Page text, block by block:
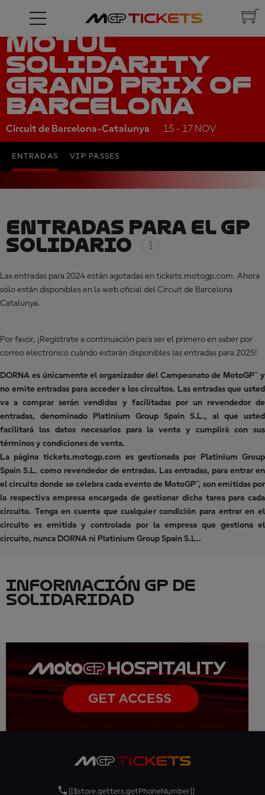
MOTUL
SOLIDARITY
GRAND PRIX OF
BARCELONA
Circuit de Barcelona-Catalunya 15 - 17 NOV
ENTRADAS VIP PASSES
ENTRADAS PARA EL GP
SOLIDARIO
Las entradas para 2024 están agotadas en tickets.motogp.com. Ahora
sólo están disponibles en la web oficial del Circuit de Barcelona
Catalunya.
Por favor, ¡Regístrate a continuación para ser el primero en saber por
correo electrónico cuándo estarán disponibles las entradas para 2025!
DORNA es únicamente el organizador del Campeonato de MotoGP™ y
no emite entradas para acceder a los circuitos. Las entradas que usted
va a comprar serán vendidas y facilitadas por un revendedor de
entradas, denominado Platinium Group Spain S.L., al que usted
facilitará los datos necesarios para la venta y cumplirá con sus
términos y condiciones de venta.
La página tickets.motogp.com es gestionada por Platinium Group
Spain S.L. como revendedor de entradas. Las entradas, para entrar en
el circuito donde se celebra cada evento de MotoGP™, son emitidas por
la respectiva empresa encargada de gestionar dicha tarea para cada
circuito. Tenga en cuenta que cualquier condición para entrar en el
circuito es emitida y controlada por la empresa que gestiona el
circuito, nunca DORNA ni Platinium Group Spain S.L..
INFORMACIÓN GP DE
SOLIDARIDAD
[[$store.getters.getPhoneNumber]]